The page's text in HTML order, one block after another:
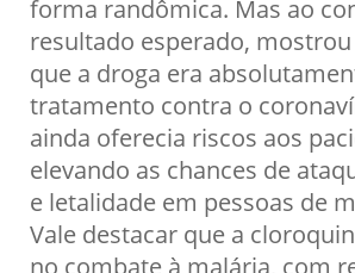
forma randômica. Mas ao
resultado esperado,
que a droga era
tratamento contra o
ainda oferecia riscos aos
elevando as chances de
e letalidade em pessoas de
Vale destacar que a
no combate à malária, com